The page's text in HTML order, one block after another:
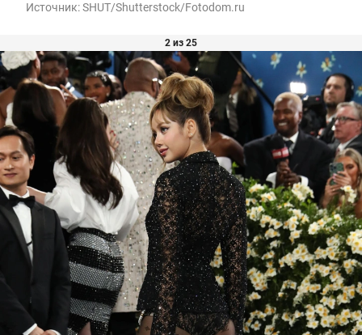
Источник:SHUT/Shutterstock/Fotodom.ru
2 из 25